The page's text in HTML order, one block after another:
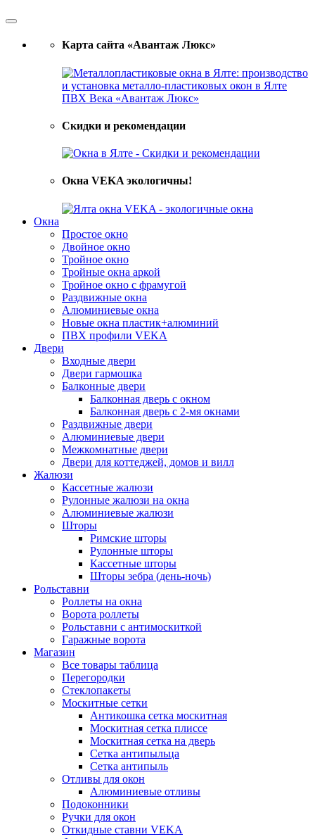
Карта сайта «Авантаж Люкс»
Скидки и рекомендации
Окна VEKA экологичны!
Окна
Простое окно
Двойное окно
Тройное окно
Тройные окна аркой
Тройное окно с фрамугой
Раздвижные окна
Алюминиевые окна
Новые окна пластик+алюминий
ПВХ профили VEKA
Двери
Входные двери
Двери гармошка
Балконные двери
Балконная дверь с окном
Балконная дверь с 2-мя окнами
Раздвижные двери
Алюминиевые двери
Межкомнатные двери
Двери для коттеджей, домов и вилл
Жалюзи
Кассетные жалюзи
Рулонные жалюзи на окна
Алюминиевые жалюзи
Шторы
Римские шторы
Рулонные шторы
Кассетные шторы
Шторы зебра (день-ночь)
Рольставни
Роллеты на окна
Ворота роллеты
Рольставни с антимоскиткой
Гаражные ворота
Магазин
Все товары таблица
Перегородки
Стеклопакеты
Москитные сетки
Антикошка сетка москитная
Москитная сетка плиссе
Москитная сетка на дверь
Сетка антипыльца
Сетка антипыль
Отливы для окон
Алюминиевые отливы
Подоконники
Ручки для окон
Откидные ставни VEKA